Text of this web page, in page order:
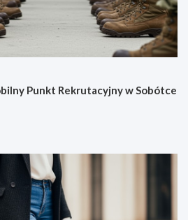
Punkt Rekrutacyjny w Sobótce